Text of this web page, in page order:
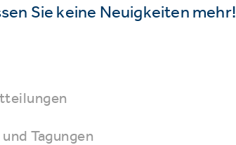
Sie keine Neuigkeiten mehr!
Tagungen